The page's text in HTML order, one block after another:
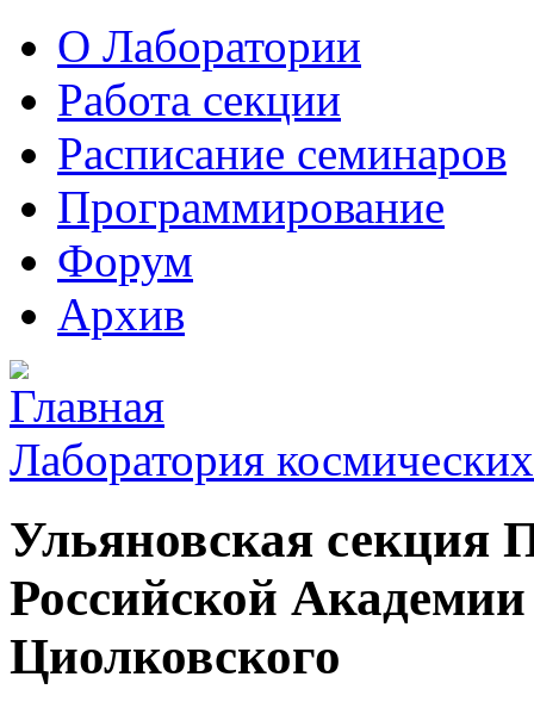
О Лаборатории
Работа секции
Расписание семинаров
Программирование
Форум
Архив
Лаборатория
Ульяновская секция
Российской
Циолковского